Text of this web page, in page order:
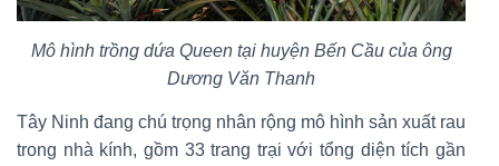
Mô hình trồng dứa Queen tại huyện Bến Cầu của ông
Dương Văn Thanh
Tây Ninh đang chú trọng nhân rộng mô hình sản xuất rau
trong nhà kính, gồm 33 trang trại với tổng diện tích gần